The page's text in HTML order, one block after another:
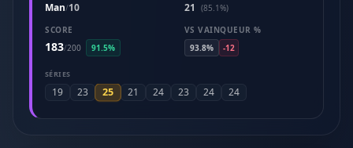
Man/10 21
(85.1%)
SCORE
183/200 91.5%
VS VAINQUEUR %
93.8%
-12
SÉRIES
19 23 25 21 24 23 24 24